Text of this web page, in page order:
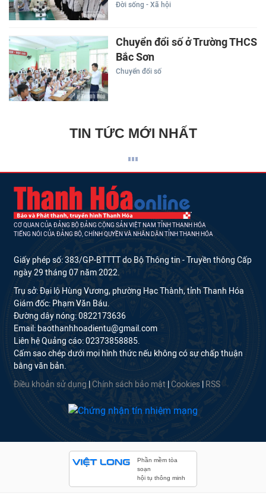
Đời sống - Xã hội
Chuyển đổi số ở Trường THCS
Bắc Sơn
Chuyển đổi số
TIN TỨC MỚI NHẤT
CƠ QUAN CỦA ĐẢNG BỘ ĐẢNG CỘNG SẢN VIỆT NAM TỈNH THANH HÓA
TIẾNG NÓI CỦA ĐẢNG BỘ, CHÍNH QUYỀN VÀ NHÂN DÂN TỈNH THANH HÓA
Giấy phép số: 383/GP-BTTTT do Bộ Thông tin - Truyền thông Cấp
ngày 29 tháng 07 năm 2022.
Trụ sở: Đại lộ Hùng Vương, phường Hạc Thành, tỉnh Thanh Hóa
Giám đốc: Phạm Văn Báu.
Đường dây nóng: 0822173636
Email: baothanhhoadientu@gmail.com
Liên hệ Quảng cáo: 02373858885.
Cấm sao chép dưới mọi hình thức nếu không có sự chấp thuận
bằng văn bản.
Điều khoản sử dụng Chính sách bảo mật Cookies RSS
Phần mềm tòa
soạn
hội tụ thông minh